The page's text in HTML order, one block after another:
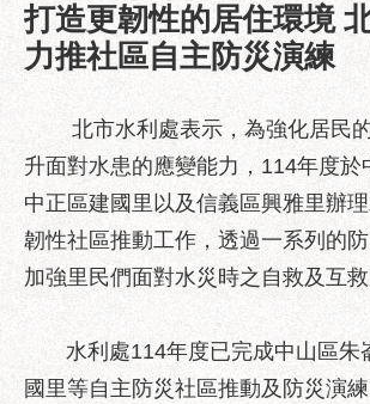
機
關
介
業
務
訊
政
府
訊
打造更韌性的居住環境
力推社區自主防災演練
北市水利處表示，為強化居民的
升面對水患的應變能力，114年度於
中正區建國里以及信義區興雅里辦
韌性社區推動工作，透過一系列的
加強里民們面對水災時之自救及互
水利處114年度已完成中山區朱
國里等自主防災社區推動及防災演